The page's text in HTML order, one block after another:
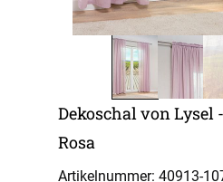
Dekoschal von Lysel
Rosa
Artikelnummer: 40913-